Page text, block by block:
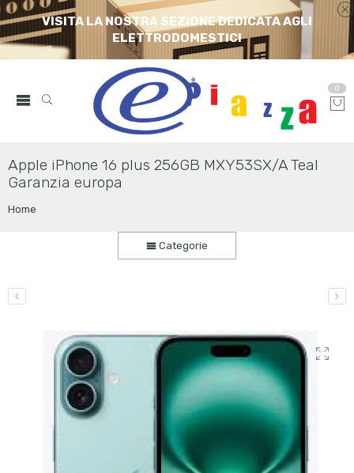
VISITA LA NOSTRA SEZIONE DEDICATA AGLI
ELETTRODOMESTICI
0
Apple iPhone 16 plus 256GB MXY53SX/A Teal
Garanzia europa
Home
Categorie